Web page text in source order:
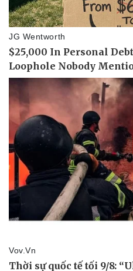
Pháp luật
Vụ án
Tin nóng
Tư vấn luật